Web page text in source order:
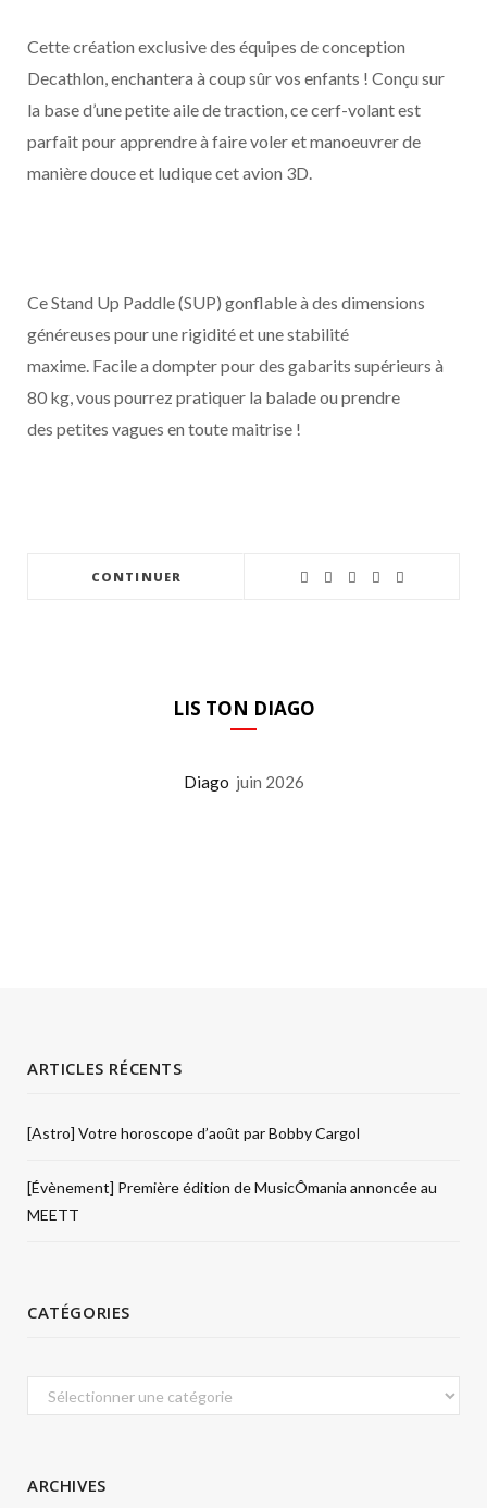
Cette création exclusive des équipes de conception
Decathlon, enchantera à coup sûr vos enfants ! Conçu sur
la base d’une petite aile de traction, ce cerf-volant est
parfait pour apprendre à faire voler et manoeuvrer de
manière douce et ludique cet avion 3D.
Ce Stand Up Paddle (SUP) gonflable à des dimensions
généreuses pour une rigidité et une stabilité
maxime. Facile a dompter pour des gabarits supérieurs à
80 kg, vous pourrez pratiquer la balade ou prendre
des petites vagues en toute maitrise !
CONTINUER
LIS TON DIAGO
Diago juin 2026
ARTICLES RÉCENTS
[Astro] Votre horoscope d’août par Bobby Cargol
[Évènement] Première édition de MusicÔmania annoncée au
MEETT
CATÉGORIES
Catégories
ARCHIVES